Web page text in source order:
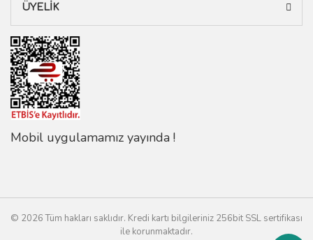
ÜYELİK
Mobil uygulamamız yayında !
© 2026 Tüm hakları saklıdır. Kredi kartı bilgileriniz 256bit SSL sertifikası
ile korunmaktadır.